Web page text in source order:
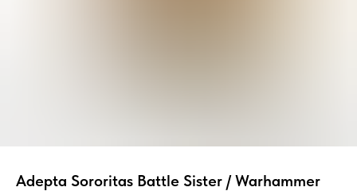
Adepta Sororitas Battle Sister / Warhammer